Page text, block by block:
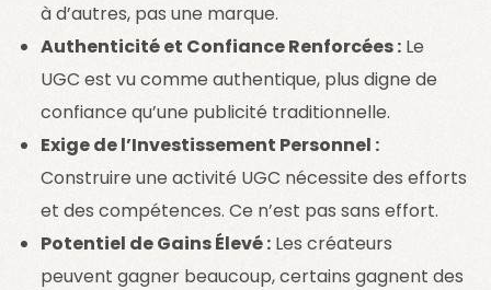
à d’autres, pas une marque.
Authenticité et Confiance Renforcées : Le
UGC est vu comme authentique, plus digne de
confiance qu’une publicité traditionnelle.
Exige de l’Investissement Personnel :
Construire une activité UGC nécessite des efforts
et des compétences. Ce n’est pas sans effort.
Potentiel de Gains Élevé : Les créateurs
peuvent gagner beaucoup, certains gagnent des